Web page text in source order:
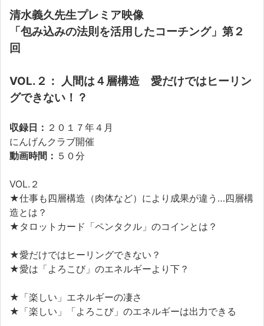
清水義久先生プレミア映像
「包み込みの法則を活用したコーチング」第２
回
VOL.２：
人間は４層構造 愛だけではヒーリン
グできない！？
収録日： ２０１７年４月
にんげんクラブ開催
動画時間： ５０分
VOL.２
★仕事も四層構造（肉体など）により成果が違う…四層構
造とは？
★タロットカード「ペンタクル」のコインとは？
★愛だけではヒーリングできない？
★愛は「よろこび」のエネルギーより下？
★「楽しい」エネルギーの凄さ
★「楽しい」「よろこび」のエネルギーは出力できる